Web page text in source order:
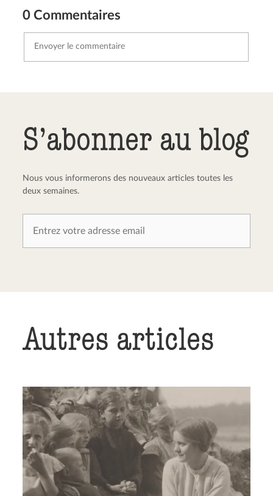
0 Commentaires
S’abonner au blog
Nous vous informerons des nouveaux articles toutes les
deux semaines.
Autres articles